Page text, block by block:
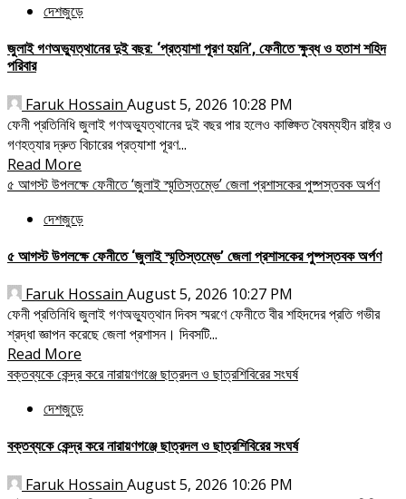
দেশজুড়ে
জুলাই গণঅভ্যুত্থানের দুই বছর: ‘প্রত্যাশা পূরণ হয়নি’, ফেনীতে ক্ষুব্ধ ও হতাশ শহিদ
পরিবার
Faruk Hossain August 5, 2026 10:28 PM
​ফেনী প্রতিনিধি জুলাই গণঅভ্যুত্থানের দুই বছর পার হলেও কাঙ্ক্ষিত বৈষম্যহীন রাষ্ট্র ও
গণহত্যার দ্রুত বিচারের প্রত্যাশা পূরণ...
Read More
৫ আগস্ট উপলক্ষে ফেনীতে ‘জুলাই স্মৃতিস্তম্ভে’ জেলা প্রশাসকের পুষ্পস্তবক অর্পণ
দেশজুড়ে
৫ আগস্ট উপলক্ষে ফেনীতে ‘জুলাই স্মৃতিস্তম্ভে’ জেলা প্রশাসকের পুষ্পস্তবক অর্পণ
Faruk Hossain August 5, 2026 10:27 PM
ফেনী প্রতিনিধি ​জুলাই গণঅভ্যুত্থান দিবস স্মরণে ফেনীতে বীর শহিদদের প্রতি গভীর
শ্রদ্ধা জ্ঞাপন করেছে জেলা প্রশাসন। দিবসটি...
Read More
বক্তব্যকে কেন্দ্র করে নারায়ণগঞ্জে ছাত্রদল ও ছাত্রশিবিরের সংঘর্ষ
দেশজুড়ে
বক্তব্যকে কেন্দ্র করে নারায়ণগঞ্জে ছাত্রদল ও ছাত্রশিবিরের সংঘর্ষ
Faruk Hossain August 5, 2026 10:26 PM